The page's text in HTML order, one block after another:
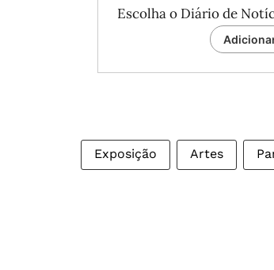
Escolha o Diário de
Exposição Artes